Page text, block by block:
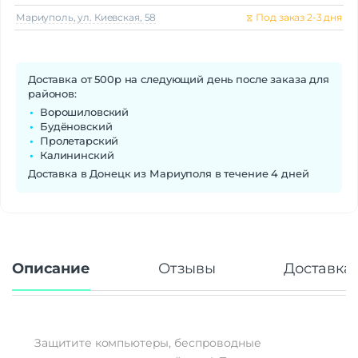
Мариуполь, ул. Киевская, 58 ⧖ Под заказ 2-3 дня
Доставка от 500р на следующий день после заказа для
районов:
Ворошиловский
Будёновский
Пролетарский
Калининский
Доставка в Донецк из Мариуполя в течение 4 дней
Описание Отзывы Доставка
Защитите компьютеры, беспроводные